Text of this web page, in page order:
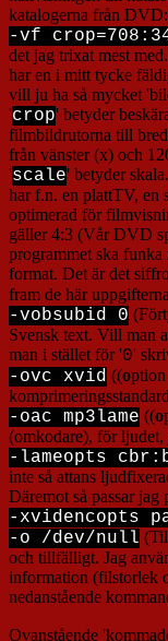
katalogerna från
-vf
det jag trixat mest
har en i mitt tycke
vill ju ha så mycket
'crop' betyder
filmbildrutorna till
från vänster (x) och
'scale' betyder
har f.n. en plattTV, en
optimerad för
gäller 4:3 (Vår DVD
programmet ska funka
format. Det är det
fram de här
-vobsubid 0
Svensk text. Vill man
man i stället för '0'
-ovc xvid ((option
-oac mp3lame ((o
(omkodare), för
-lameopts
inte så attans
Däremot så passar
-xvidencopts
-o /dev/null
och tillfälligt. Jag
information (filstorlek
nedanstående
Ovanstående